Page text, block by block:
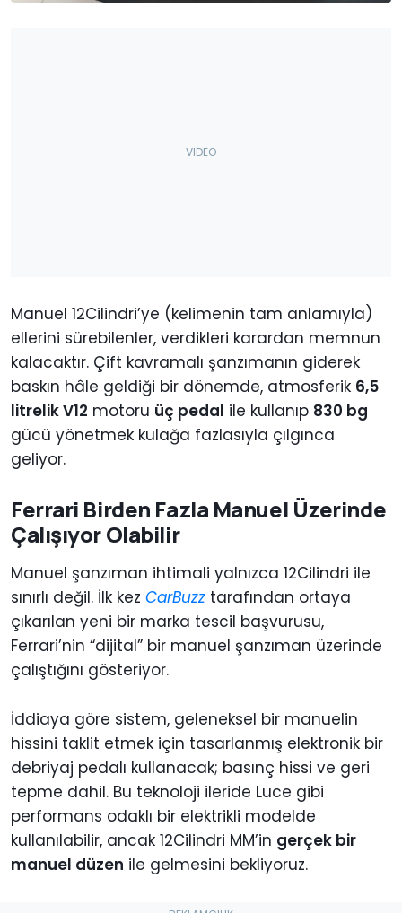
Manuel 12Cilindri’ye (kelimenin tam anlamıyla)
ellerini sürebilenler, verdikleri karardan memnun
kalacaktır. Çift kavramalı şanzımanın giderek
baskın hâle geldiği bir dönemde, atmosferik 6,5
litrelik V12 motoru üç pedal ile kullanıp 830 bg
gücü yönetmek kulağa fazlasıyla çılgınca
geliyor.
Ferrari Birden Fazla Manuel Üzerinde
Çalışıyor Olabilir
Manuel şanzıman ihtimali yalnızca 12Cilindri ile
sınırlı değil. İlk kez CarBuzz tarafından ortaya
çıkarılan yeni bir marka tescil başvurusu,
Ferrari’nin “dijital” bir manuel şanzıman üzerinde
çalıştığını gösteriyor.
İddiaya göre sistem, geleneksel bir manuelin
hissini taklit etmek için tasarlanmış elektronik bir
debriyaj pedalı kullanacak; basınç hissi ve geri
tepme dahil. Bu teknoloji ileride Luce gibi
performans odaklı bir elektrikli modelde
kullanılabilir, ancak 12Cilindri MM’in gerçek bir
manuel düzen ile gelmesini bekliyoruz.